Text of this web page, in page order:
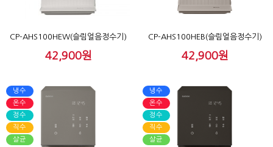
CP-AHS100HEW(슬림얼음정수기)
42,900원
CP-AHS100HEB(슬림얼음정수기)
42,900원
냉수
온수
정수
직수
살균
냉수
온수
정수
직수
살균